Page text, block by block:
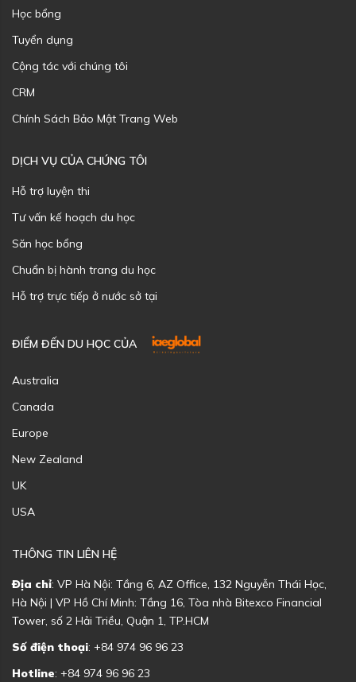
Học bổng
Tuyển dụng
Cộng tác với chúng tôi
CRM
Chính Sách Bảo Mật Trang Web
DỊCH VỤ CỦA CHÚNG TÔI
Hỗ trợ luyện thi
Tư vấn kế hoạch du học
Săn học bổng
Chuẩn bị hành trang du học
Hỗ trợ trực tiếp ở nước sở tại
ĐIỂM ĐẾN DU HỌC CỦA
Australia
Canada
Europe
New Zealand
UK
USA
THÔNG TIN LIÊN HỆ
Địa chỉ: VP Hà Nội: Tầng 6, AZ Office, 132 Nguyễn Thái Học,
Hà Nội | VP Hồ Chí Minh: Tầng 16, Tòa nhà Bitexco Financial
Tower, số 2 Hải Triều, Quận 1, TP.HCM
Số điện thoại: +84 974 96 96 23
Hotline: +84 974 96 96 23